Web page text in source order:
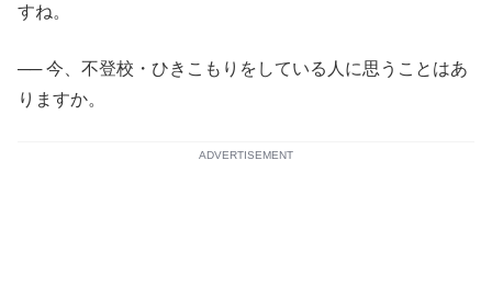
すね。
── 今、不登校・ひきこもりをしている人に思うことはあ
りますか。
ADVERTISEMENT